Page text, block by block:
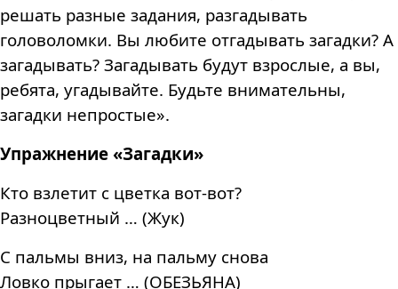
решать разные задания, разгадывать
головоломки. Вы любите отгадывать загадки? А
загадывать? Загадывать будут взрослые, а вы,
ребята, угадывайте. Будьте внимательны,
загадки непростые».
Упражнение «Загадки»
Кто взлетит с цветка вот-вот?
Разноцветный … (Жук)
С пальмы вниз, на пальму снова
Ловко прыгает … (ОБЕЗЬЯНА)